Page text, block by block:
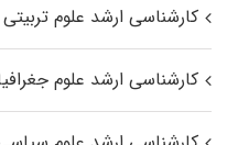
کارشناسی ارشد علوم تربیتی ۳
کارشناسی ارشد علوم